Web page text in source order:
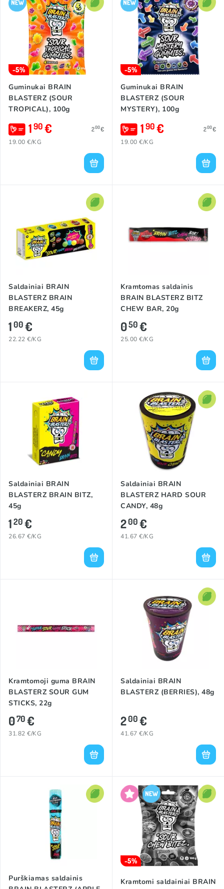
Kuo jie išsiskiria iš kitų? Saldainiai skirti visiems - gaminiai yra
sertifikuoti kaip Halal ir veganiški.
Nesvarbu, ar ieškai rūgščių saldainių, ar nori pamatyti šaunaus
turinio, ar tiesiog nori išbandyti kažką naujo ir įdomaus, tai yra
puikus pasirinkimas. Ar sugebėsi ištverti rūgštumą? Jei nesi
įsitikinęs, pradėk ties lengvesniu lygiu - visi Brain Blasterz
saldumynai yra įvertinti nuo 1 iki 5 rūgštumo skalėje.
-5%
Guminukai BRAIN
BLASTERZ (SOUR
TROPICAL), 100g
190€ 200€
19.00 €/KG
-5%
Guminukai BRAIN
BLASTERZ (SOUR
MYSTERY), 100g
190€ 200€
19.00 €/KG
Saldainiai BRAIN
BLASTERZ BRAIN
BREAKERZ, 45g
100€
22.22 €/KG
Kramtomas saldainis
BRAIN BLASTERZ BITZ
CHEW BAR, 20g
050€
25.00 €/KG
Saldainiai BRAIN
BLASTERZ BRAIN BITZ,
45g
120€
26.67 €/KG
Saldainiai BRAIN
BLASTERZ HARD SOUR
CANDY, 48g
200€
41.67 €/KG
Kramtomoji guma BRAIN
BLASTERZ SOUR GUM
STICKS, 22g
070€
31.82 €/KG
Saldainiai BRAIN
BLASTERZ (BERRIES), 48g
200€
41.67 €/KG
Purškiamas saldainis
-5%
Kramtomi saldainiai BRAIN